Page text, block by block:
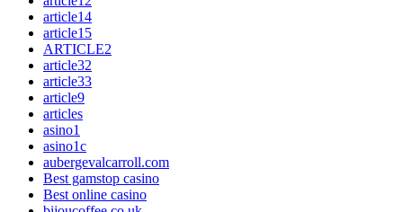
article14
article15
ARTICLE2
article32
article33
article9
articles
asino1
asino1c
aubergevalcarroll.com
Best gamstop casino
Best online casino